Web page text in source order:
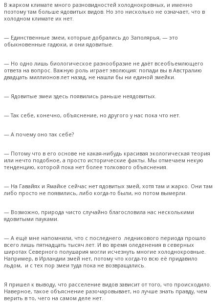
В жарком климате много разновидностей холоднокровных, и именно
поэтому там больше ядовитых видов. Но это нисколько не означает, что в
холодном климате их нет.
— Единственные змеи, которые добрались до Заполярья, — это
обыкновенные гадюки, и они ядовитые.
— Но одно лишь биологическое разнообразие не даёт всеобъемлющего
ответа на вопрос. Важную роль играет эволюция: попади вы в Австралию
двадцать миллионов лет назад, не нашли бы ни единой змейки.
— Ядовитые змеи здесь появились раньше неядовитых.
— Так себе, конечно, объяснение, но другого у нас пока что нет.
— А почему оно так себе?
— Потому что в его основе не какая-нибудь красивая экологическая теория
или нечто подобное, а просто исторические факты. Мы отмечаем некую
тенденцию, которой пока нет более толкового объяснения.
— На Гавайях и Ямайке сейчас нет ядовитых змей, хотя там и жарко. Они там
либо просто не появились, либо когда-то были, но потом вымерли.
— Возможно, природа чисто случайно благословила нас несколькими
ядовитыми пауками.
— А ещё мне напомнили, что с последнего ледникового периода прошло
всего лишь пятнадцать тысяч лет. И во время оледенения в северных
широтах Северного полушария могли исчезнуть многие холоднокровные.
Например, в Ирландии змей нет, потому что когда-то всю её придавило
льдом, и с тех пор змеи туда пока не возвращались.
Я пришел к выводу, что расселение видов зависит от того, что происходило.
Наверное, такое объяснение разочаровывает, но лучше знать правду, чем
верить в то, чего на самом деле нет.